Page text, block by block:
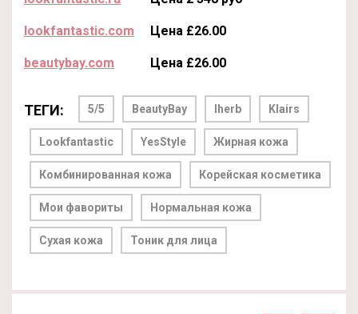
lookfantastic.com Цена £26.00
beautybay.com Цена £26.00
ТЕГИ: 5/5 BeautyBay Iherb Klairs
Lookfantastic YesStyle Жирная кожа
Комбинированная кожа Корейская косметика
Мои фавориты Нормальная кожа
Сухая кожа Тоник для лица